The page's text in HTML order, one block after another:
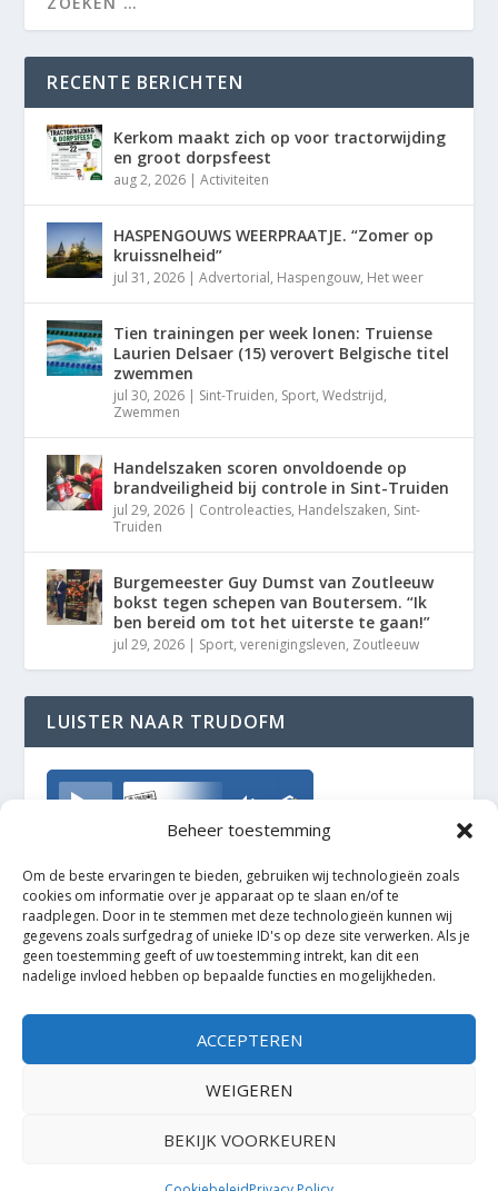
Beheer toestemming
Om de beste ervaringen te bieden, gebruiken wij technologieën zoals
cookies om informatie over je apparaat op te slaan en/of te
raadplegen. Door in te stemmen met deze technologieën kunnen wij
gegevens zoals surfgedrag of unieke ID's op deze site verwerken. Als je
geen toestemming geeft of uw toestemming intrekt, kan dit een
nadelige invloed hebben op bepaalde functies en mogelijkheden.
ACCEPTEREN
WEIGEREN
BEKIJK VOORKEUREN
RECENTE BERICHTEN
Kerkom maakt zich op voor tractorwijding
en groot dorpsfeest
aug 2, 2026 |Activiteiten
HASPENGOUWS WEERPRAATJE. “Zomer op
kruissnelheid”
jul 31, 2026 |Advertorial, Haspengouw, Het weer
Tien trainingen per week lonen: Truiense
Laurien Delsaer (15) verovert Belgische titel
zwemmen
jul 30, 2026 | Sint-Truiden, Sport,Wedstrijd,
Zwemmen
Handelszaken scoren onvoldoende op
brandveiligheid bij controle in Sint-Truiden
jul 29, 2026 | Controleacties, Handelszaken, Sint-
Truiden
Burgemeester Guy Dumst van Zoutleeuw
bokst tegen schepen van Boutersem. “Ik
ben bereid om tot het uiterste te gaan!”
jul 29, 2026 | Sport,verenigingsleven, Zoutleeuw
LUISTER NAAR TRUDOFM
TrudoFM
Elegant Themes| Mogelijk gemaakt door